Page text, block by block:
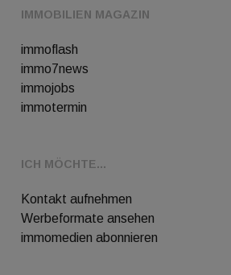
IMMOBILIEN MAGAZIN
immoflash
immo7news
immojobs
immotermin
ICH MÖCHTE...
Kontakt aufnehmen
Werbeformate ansehen
immomedien abonnieren